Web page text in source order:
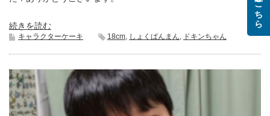
続きを読む
キャラクターケーキ 18cm しょくぱんまん ドキンちゃん